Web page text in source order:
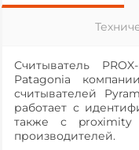
Считыватель
Patagonia
считывателей
работает с
также с proximity
производителей.